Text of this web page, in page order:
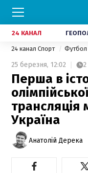
24 КАНАЛ
24 канал Спорт Футбол
25 березня, 12:02 2
Перша в
трансляція
Україна
Анатолій Дерека